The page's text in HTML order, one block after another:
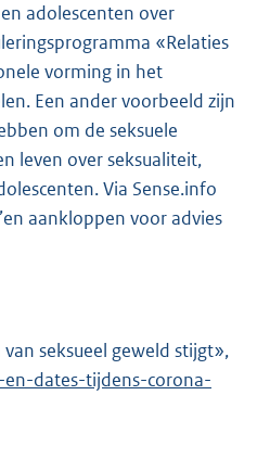
adolescenten over
«Relaties
vorming in het
Een ander voorbeeld zijn
om de seksuele
leven over seksualiteit,
Via Sense.info
aankloppen voor advies
seksueel geweld stijgt»,
dates-tijdens-corona-